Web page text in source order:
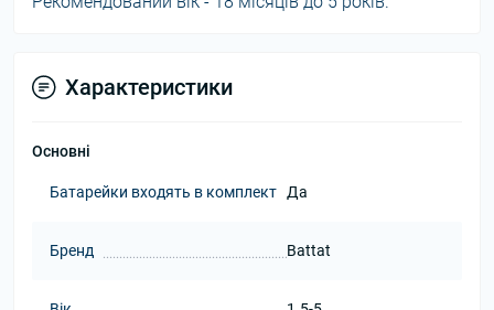
Характеристики
Основні
Батарейки входять в комплект Да
Бренд Battat